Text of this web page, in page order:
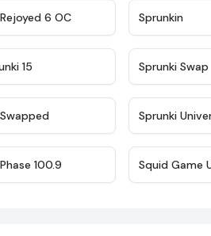
★
6 OC Sprunkin
15 Sprunki Swap
Sprunki
100.9 Squid Game